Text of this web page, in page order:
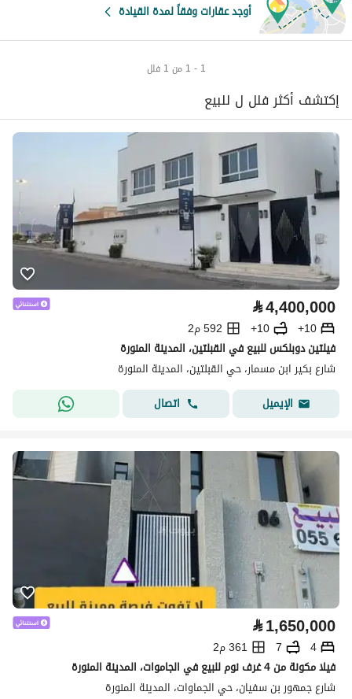
أوجد عقارات وفقاً لمدة القيادة
1 - 1 من 1 فلل
إكتشف أكثر فلل ل للبيع
⃁4,400,000
10+
10+
592 م2
فيلتين دوبلكس للبيع في القبلتين، المدينة المنورة
شارع بكير ابن مسمار، حي القبلتين، المدينة المنورة
الإيميل
اتصال
⃁1,650,000
4
7
361 م2
فيلا مكونة من 4 غرف نوم للبيع في الجاموات، المدينة المنورة
شارع جمهور بن سفيان، حي الجماوات، المدينة المنورة